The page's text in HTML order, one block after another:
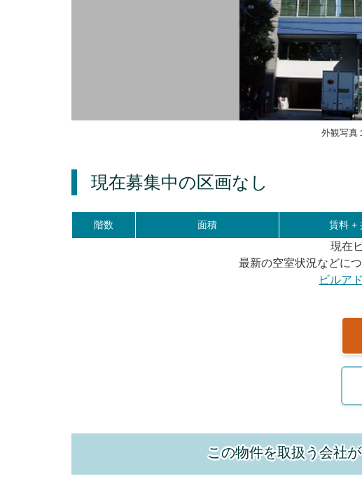
外観写真
現在募集中の区画なし
階数 面積 賃料 +
現在
最新の空室状況などに
ビルア
この物件を取扱う会社